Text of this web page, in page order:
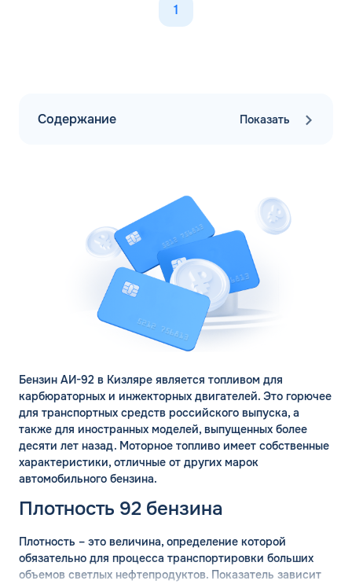
1
Содержание Показать
Бензин АИ-92 в Кизляре является топливом для
карбюраторных и инжекторных двигателей. Это горючее
для транспортных средств российского выпуска, а
также для иностранных моделей, выпущенных более
десяти лет назад. Моторное топливо имеет собственные
характеристики, отличные от других марок
автомобильного бензина.
Плотность 92 бензина
Плотность – это величина, определение которой
обязательно для процесса транспортировки больших
объемов светлых нефтепродуктов. Показатель зависит